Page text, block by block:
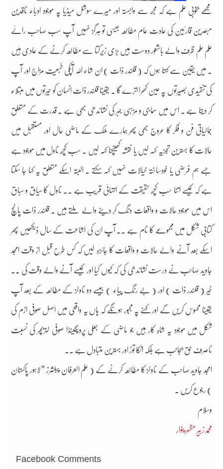
مجھے بخوبی علم ہے کہ مجھ سے وابستہ اور میرے سوشل میڈیا پہ موجود ادباء ناقدین
مبصرین قارئین کی عادت عام مطالعہ جیسی تو ہرگز نہیں آپ سب صاحب رائے
علم حلم ظرف والے باشعور دوست ہیں بڑی زیرکتا سے مطالعہ کرنے کے عادی ہیں
۔ میں یقین سے کہتا ہوں کہ ( قلندر ذات ) ان شاء اللہ آپکی طبعیت مزاج اور آپ
کی تنقیدی بصیرتوں پہ عین کھرا اترے گا ۔ یقینا قلندر ذات انسان کو حیرتوں میں مبتلاء
کر دیتا ہے ۔ اس میں سماجی و مزہبی جبر کی نشاندھی بھی ہے ۔ قدرت کے متعلق
جمالیاتی فن و فکر کا عروج بھی پھر ہمارے ملک کے ماضی حال اور مستقبل میں
حالات کا بہترین تجزیہ کہہ لیں یا نقشہ کھینچنا کہہ لیں ۔ سب کچھ ناول میں موجود ہے
جسے ہم فرضی یا خودساختہ خیالات نہیں کہہ سکتے ۔ البتہ اسکے متعلق یہ کہا جا سکتا
ہے کہ کیسے اتنا سب کچھ حقیقت کے انتہائی قریب ہے ۔۔ ناول کا سیاق و سباق
اس میں موجود حالات و واقعات دنگ کر دینے والے ملتے ہیں ۔ قلندر ذات پانچ
کتابی شکل میں مجموعے کا نام ہے ۔۔ آپ ان کی اشاعت کے سال ذیکھیں پھر
اسکے بعد آنے والے حالات و واقعات کا جائزہ لیں کہ کس طرح قبل از وقت امجد
جاوید صاحب نے درست نشاندھی کی کہ کیوں کیا اور کیسے آنے والے وقت کی ۔۔
خیر ( قلندر ذات ) اور ( بے رنگ پیاء ) جیسے دو ناولز کے مطالعہ کے بعد آپ
یقینا محسوس کریں گے اور کہنے پہ مجبور ہونگے کہ ہاں یہ واقعی میں اصل صوفی ازم کی
شکل میں موجود یہ شاہ کار ہیں جو ماضی کے جعلی پروپگینڈا صوفی لٹریچر کی نسبت
ناصرف حق بجانب ہے بلکہ انکا توڑ اور بہترین متبادل ہے ۔۔
امجد جاوید صاحب کے ناولز کا مطالعہ کرنے کے ( علم العرفان پبلشرز ” لاہور پاکستان
) رجوع کریں ۔
وسلام
محمدزبیر مظہر پنوار
Facebook Comments